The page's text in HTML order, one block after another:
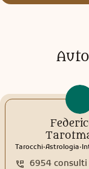
Tarocchi.Astrologia.
6954 consulti